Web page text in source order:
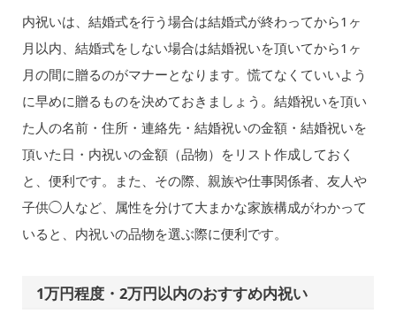
内祝いは、結婚式を行う場合は結婚式が終わってから1ヶ
月以内、結婚式をしない場合は結婚祝いを頂いてから1ヶ
月の間に贈るのがマナーとなります。慌てなくていいよう
に早めに贈るものを決めておきましょう。結婚祝いを頂い
た人の名前・住所・連絡先・結婚祝いの金額・結婚祝いを
頂いた日・内祝いの金額（品物）をリスト作成しておく
と、便利です。また、その際、親族や仕事関係者、友人や
子供◯人など、属性を分けて大まかな家族構成がわかって
いると、内祝いの品物を選ぶ際に便利です。
1万円程度・2万円以内のおすすめ内祝い